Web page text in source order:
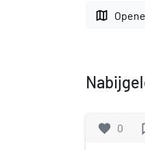
map
favorite 0